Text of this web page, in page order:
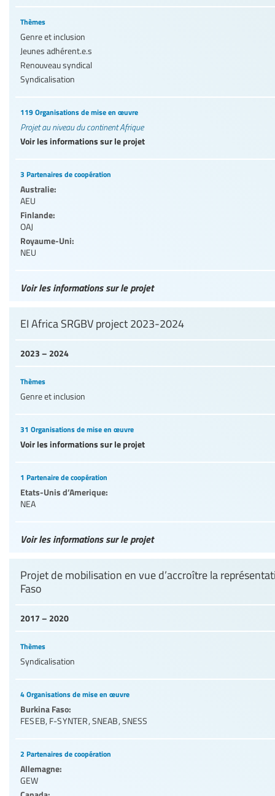
Thèmes
Genre et inclusion
Jeunes adhérent.e.s
Renouveau syndical
Syndicalisation
119 Organisations de mise en œuvre
Projet au niveau du continent Afrique
Voir les informations sur le projet
3 Partenaires de coopération
Australie:
AEU
Finlande:
OAJ
Royaume-Uni:
NEU
Voir les informations sur le projet
2023 – 2024
EI Africa SRGBV project 2023-2024
Thèmes
Genre et inclusion
31 Organisations de mise en œuvre
Voir les informations sur le projet
1 Partenaire de coopération
Etats-Unis d’Amerique:
NEA
Voir les informations sur le projet
2017 – 2020
Projet de mobilisation en vue d’accroître la
Faso
Thèmes
Syndicalisation
4 Organisations de mise en œuvre
Burkina Faso:
FESEB, F-SYNTER, SNEAB, SNESS
2 Partenaires de coopération
Allemagne:
GEW